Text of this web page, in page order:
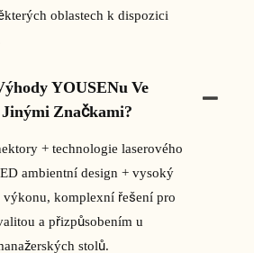
oblastech k dispozici
YOUSENu Ve
Jinými Značkami?
+ technologie laserového
ambientní design + vysoký
výkonu, komplexní řešení pro
a přizpůsobením u
stolů.